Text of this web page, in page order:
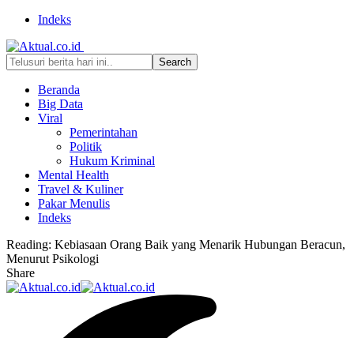
Indeks
Beranda
Big Data
Viral
Pemerintahan
Politik
Hukum Kriminal
Mental Health
Travel & Kuliner
Pakar Menulis
Indeks
Reading: Kebiasaan Orang Baik yang Menarik Hubungan Beracun,
Menurut Psikologi
Share